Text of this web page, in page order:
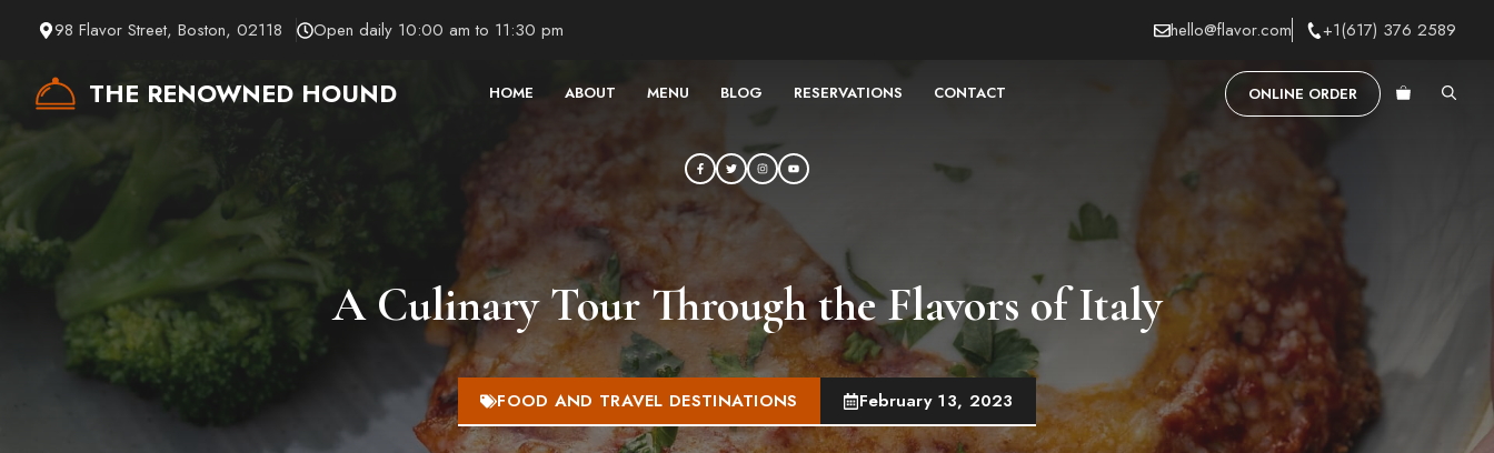
content
98 Flavor Street, Boston, 02118 Open daily 10:00 am to 11:30 pm hello@flavor.com +1(617) 376 2589
THE RENOWNED HOUND HOME ABOUT MENU BLOG RESERVATIONS CONTACT ONLINE ORDER
A Culinary Tour Through the Flavors of Italy
FOOD AND TRAVEL DESTINATIONS February 13, 2023